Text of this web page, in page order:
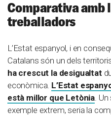
Comparativa amb
treballadors
L’Estat espanyol, i en
Catalans són un dels
ha crescut la desigualtat
econòmica. L’Estat
està millor que Letònia.
exemple extrem, seria la